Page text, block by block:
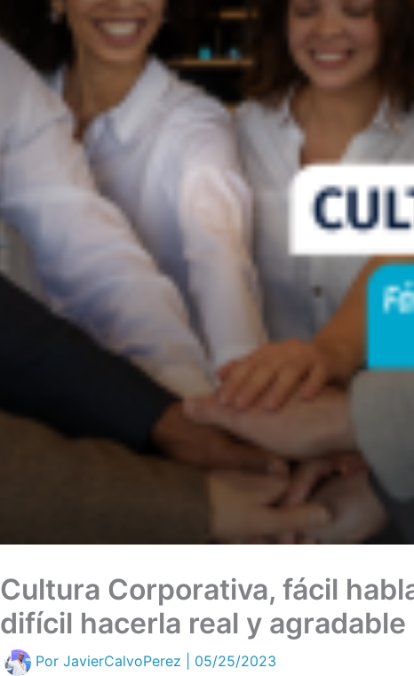
Cultura Corporativa, fácil
difícil hacerla real y
Por JavierCalvoPerez 05/25/2023